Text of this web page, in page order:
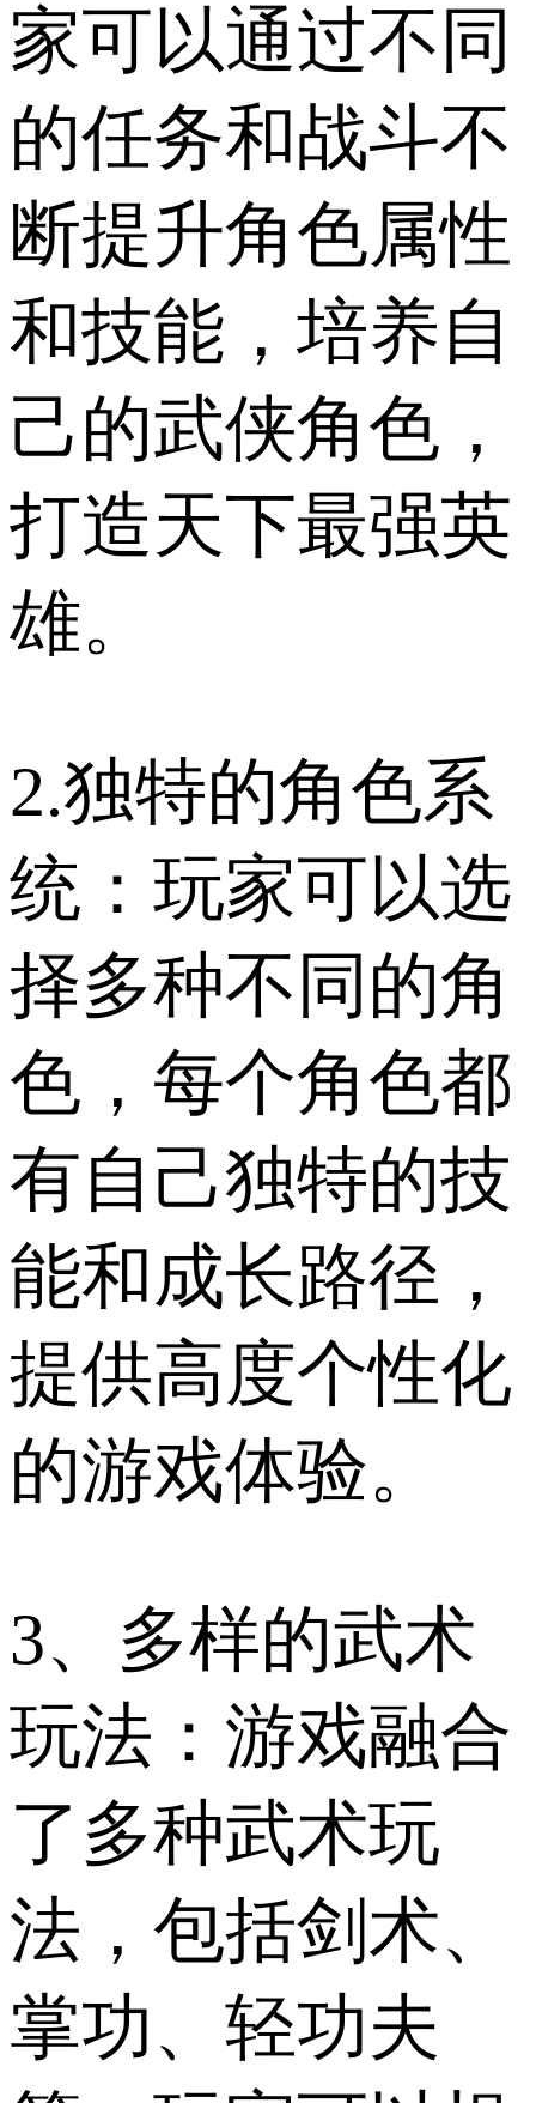
家可以通过不同
的任务和战斗不
断提升角色属性
和技能，培养自
己的武侠角色，
打造天下最强英
雄。
2.独特的角色系
统：玩家可以选
择多种不同的角
色，每个角色都
有自己独特的技
能和成长路径，
提供高度个性化
的游戏体验。
3、多样的武术
玩法：游戏融合
了多种武术玩
法，包括剑术、
掌功、轻功夫